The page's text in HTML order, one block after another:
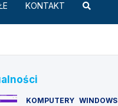
KONTAKT
KOMPUTERY WINDOWS